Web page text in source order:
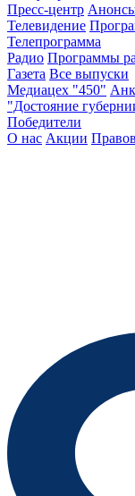
Пресс-центр
Телевидение
Телепрограмма
Радио Программы
Газета Все выпуски
Медиацех "450"
"Достояние
Победители
О нас Акции